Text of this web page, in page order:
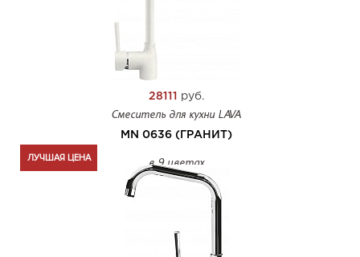
28111 руб.
Смеситель для кухни LAVA
MN 0636 (ГРАНИТ)
в 9 цветах
ЛУЧШАЯ ЦЕНА